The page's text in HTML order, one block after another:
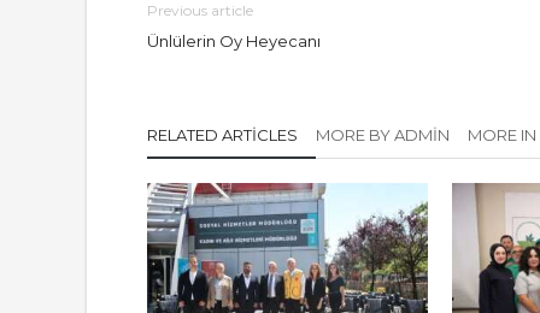
Previous article
Ünlülerin Oy Heyecanı
RELATED ARTICLES MORE BY ADMIN MORE